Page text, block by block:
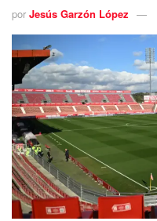
por Jesús Garzón López